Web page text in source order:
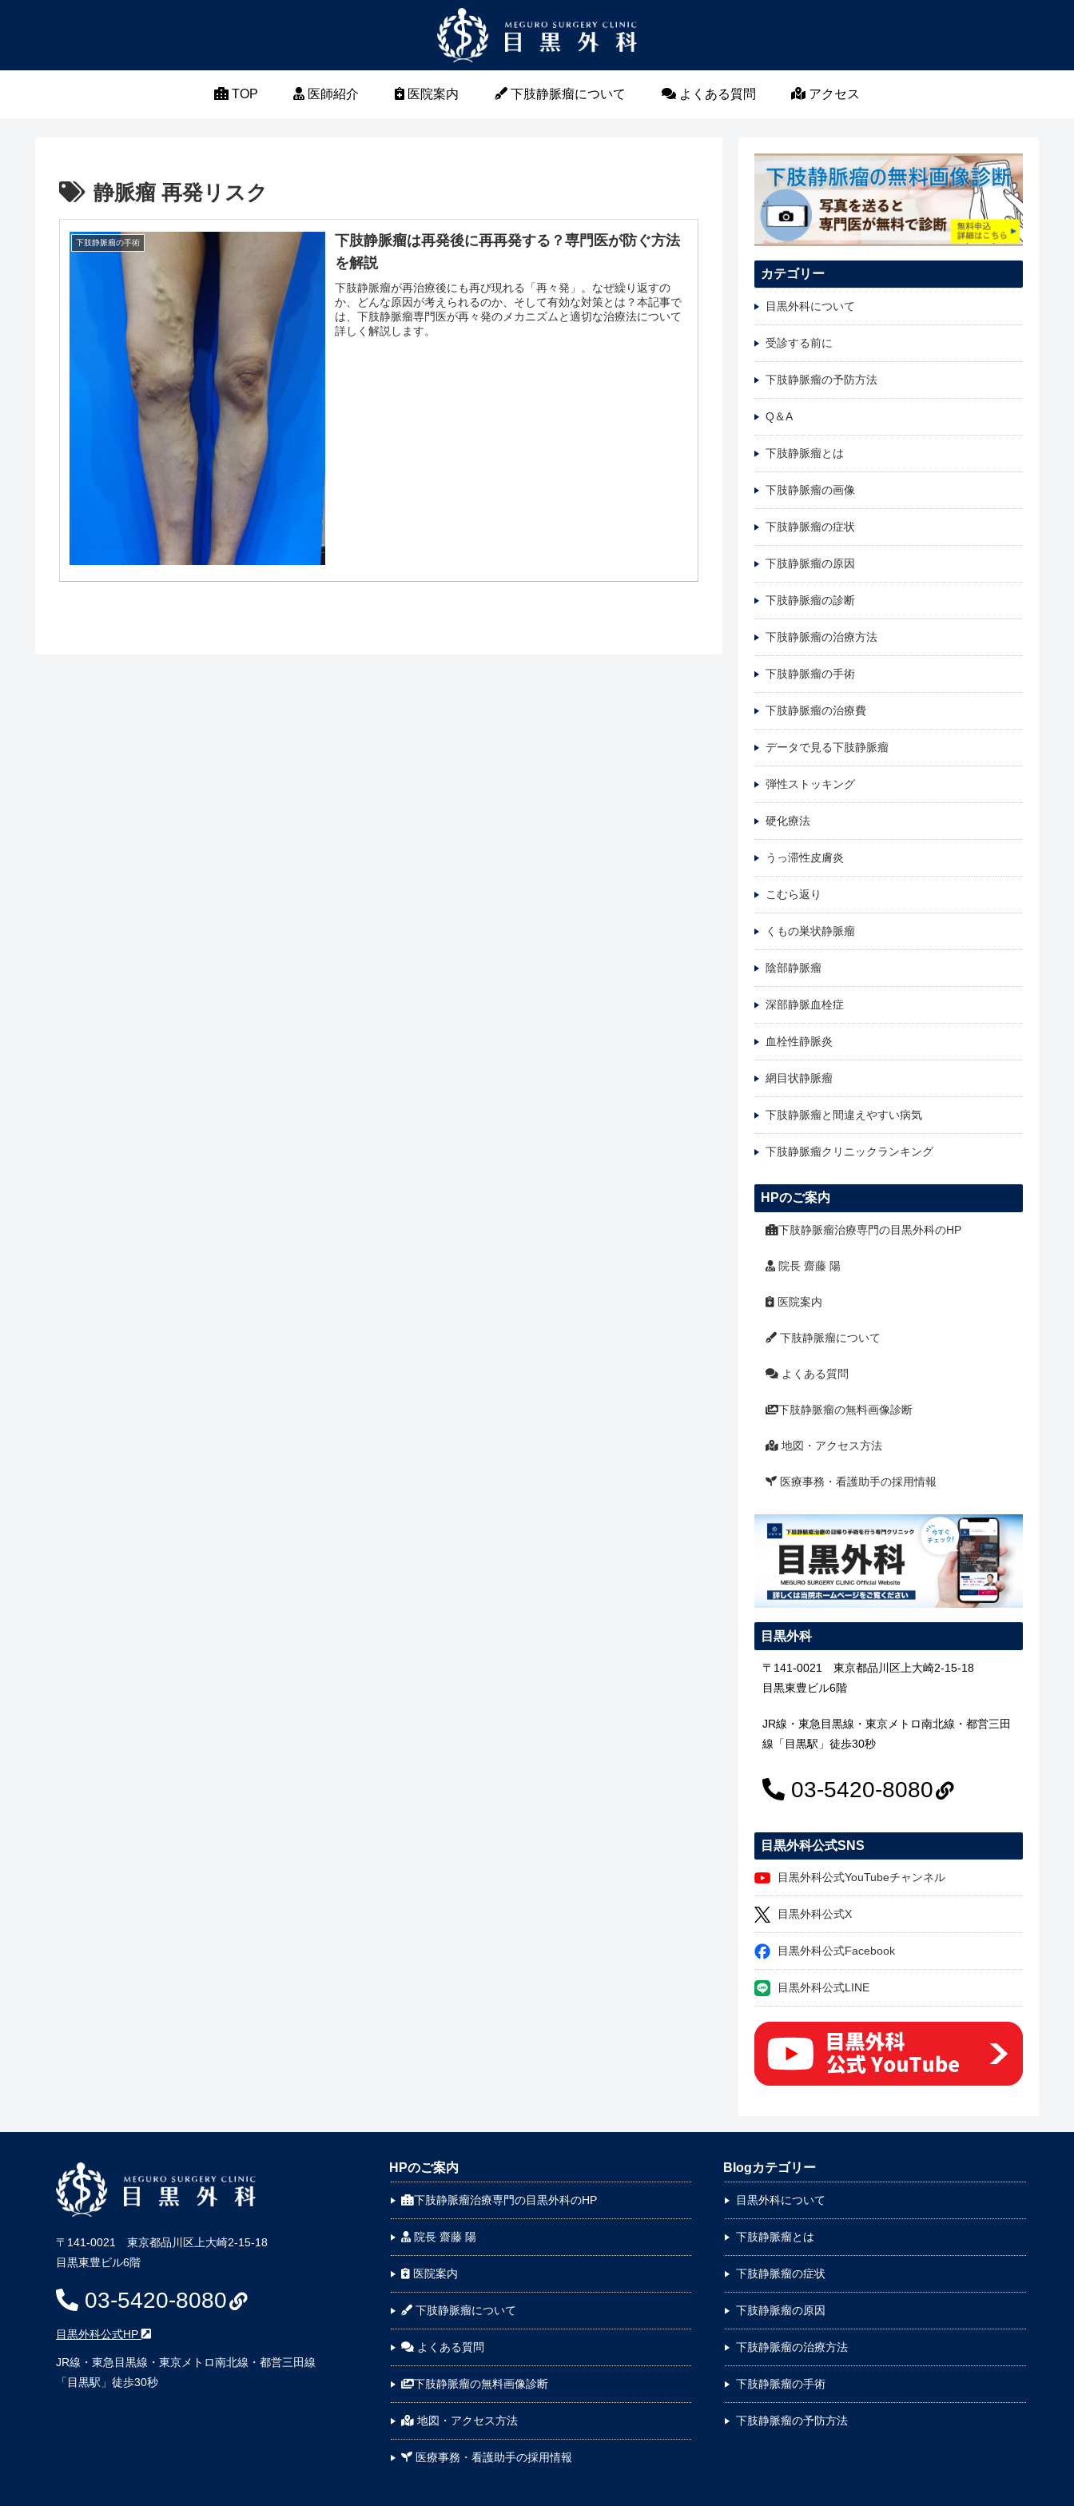
TOP 医師紹介 医院案内 下肢静脈瘤について よくある質問 アクセス
静脈瘤 再発リスク
下肢静脈瘤の手術
下肢静脈瘤は再発後に再再発する？専門医が防ぐ方法
を解説
下肢静脈瘤が再治療後にも再び現れる「再々発」。なぜ繰り返すの
か、どんな原因が考えられるのか、そして有効な対策とは？本記事で
は、下肢静脈瘤専門医が再々発のメカニズムと適切な治療法について
詳しく解説します。
カテゴリー
目黒外科について
受診する前に
下肢静脈瘤の予防方法
Q＆A
下肢静脈瘤とは
下肢静脈瘤の画像
下肢静脈瘤の症状
下肢静脈瘤の原因
下肢静脈瘤の診断
下肢静脈瘤の治療方法
下肢静脈瘤の手術
下肢静脈瘤の治療費
データで見る下肢静脈瘤
弾性ストッキング
硬化療法
うっ滞性皮膚炎
こむら返り
くもの巣状静脈瘤
陰部静脈瘤
深部静脈血栓症
血栓性静脈炎
網目状静脈瘤
下肢静脈瘤と間違えやすい病気
下肢静脈瘤クリニックランキング
HPのご案内
下肢静脈瘤治療専門の目黒外科のHP
院長 齋藤 陽
医院案内
下肢静脈瘤について
よくある質問
下肢静脈瘤の無料画像診断
地図・アクセス方法
医療事務・看護助手の採用情報
目黒外科
〒141-0021 東京都品川区上大崎2-15-18
目黒東豊ビル6階
JR線・東急目黒線・東京メトロ南北線・都営三田
線「目黒駅」徒歩30秒
03-5420-8080
目黒外科公式SNS
目黒外科公式YouTubeチャンネル
目黒外科公式X
目黒外科公式Facebook
目黒外科公式LINE
〒141-0021 東京都品川区上大崎2-15-18
目黒東豊ビル6階
03-5420-8080
目黒外科公式HP
JR線・東急目黒線・東京メトロ南北線・都営三田線
「目黒駅」徒歩30秒
HPのご案内
下肢静脈瘤治療専門の目黒外科のHP
院長 齋藤 陽
医院案内
下肢静脈瘤について
よくある質問
下肢静脈瘤の無料画像診断
地図・アクセス方法
医療事務・看護助手の採用情報
Blogカテゴリー
目黒外科について
下肢静脈瘤とは
下肢静脈瘤の症状
下肢静脈瘤の原因
下肢静脈瘤の治療方法
下肢静脈瘤の手術
下肢静脈瘤の予防方法